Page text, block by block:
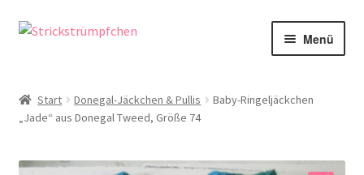
Zur
Zum
Menü
Babysöckchen
Donegal-Jäckchen & Pullis
Start Donegal-Jäckchen & Pullis
Baby-Ringeljäckchen
„Jade“ aus Donegal Tweed, Größe 74